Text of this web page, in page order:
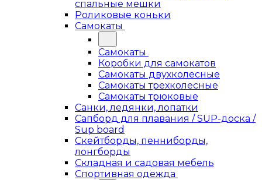
спальные мешки
Роликовые коньки
Самокаты
Самокаты
Коробки для самокатов
Самокаты двухколесные
Самокаты трехколесные
Самокаты трюковые
Санки, ледянки, лопатки
Сапборд для плавания / SUP-доска /
Sup board
Скейтборды, пенниборды,
лонгборды
Складная и садовая мебель
Спортивная одежда